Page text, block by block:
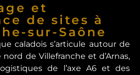
et
de sites à
sur-Saône
caladois s’articule autour de
de Villefranche et d’Arnas,
de l’axe A6 et des